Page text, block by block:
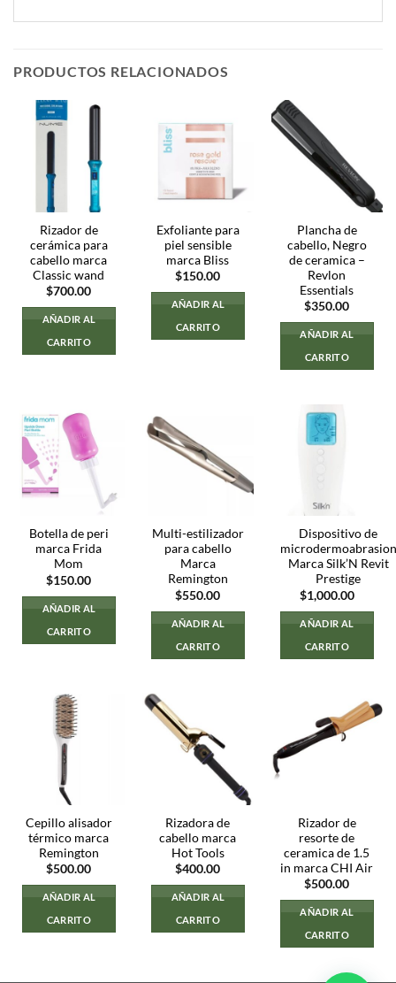
PRODUCTOS RELACIONADOS
Rizador de
cerámica para
cabello marca
Classic wand
$700.00
AÑADIR AL
CARRITO
Exfoliante para
piel sensible
marca Bliss
$150.00
AÑADIR AL
CARRITO
Plancha de
cabello, Negro
de ceramica –
Revlon
Essentials
$350.00
AÑADIR AL
CARRITO
Botella de peri
marca Frida
Mom
$150.00
AÑADIR AL
CARRITO
Multi-estilizador
para cabello
Marca
Remington
$550.00
AÑADIR AL
CARRITO
Dispositivo de
microdermoabrasion
Marca Silk’N Revit
Prestige
$1,000.00
AÑADIR AL
CARRITO
Cepillo alisador
térmico marca
Remington
$500.00
AÑADIR AL
CARRITO
Rizadora de
cabello marca
Hot Tools
$400.00
AÑADIR AL
CARRITO
Rizador de
resorte de
ceramica de 1.5
in marca CHI Air
$500.00
AÑADIR AL
CARRITO